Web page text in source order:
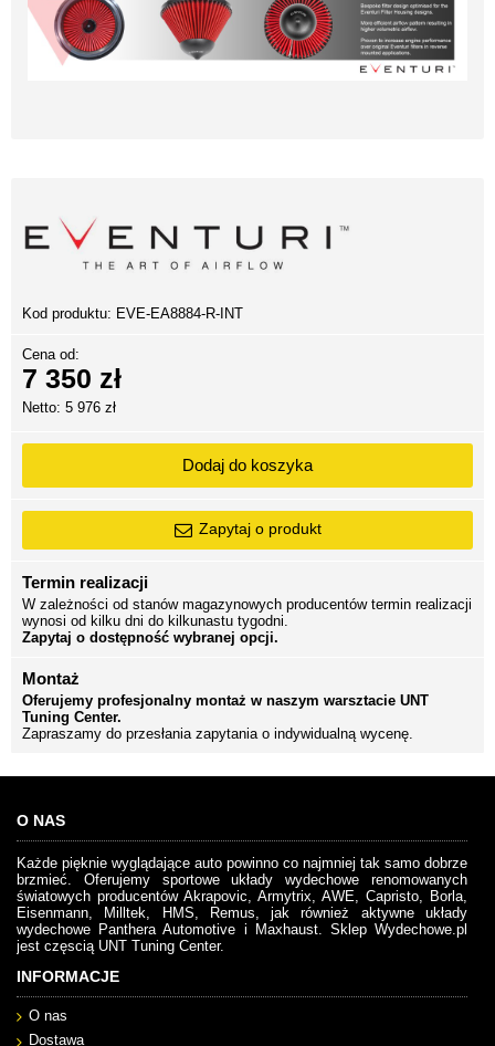
Kod produktu: EVE-EA8884-R-INT
Cena od:
7 350 zł
Netto: 5 976 zł
Dodaj do koszyka
Zapytaj o produkt
Termin realizacji
W zależności od stanów magazynowych producentów termin realizacji
wynosi od kilku dni do kilkunastu tygodni.
Zapytaj o dostępność wybranej opcji.
Montaż
Oferujemy profesjonalny montaż w naszym warsztacie UNT
Tuning Center.
Zapraszamy do przesłania zapytania o indywidualną wycenę.
O NAS
Każde pięknie wyglądające auto powinno co najmniej tak samo dobrze
brzmieć. Oferujemy sportowe układy wydechowe renomowanych
światowych producentów Akrapovic, Armytrix, AWE, Capristo, Borla,
Eisenmann, Milltek, HMS, Remus, jak również aktywne układy
wydechowe Panthera Automotive i Maxhaust. Sklep Wydechowe.pl
jest częscią UNT Tuning Center.
INFORMACJE
O nas
Dostawa